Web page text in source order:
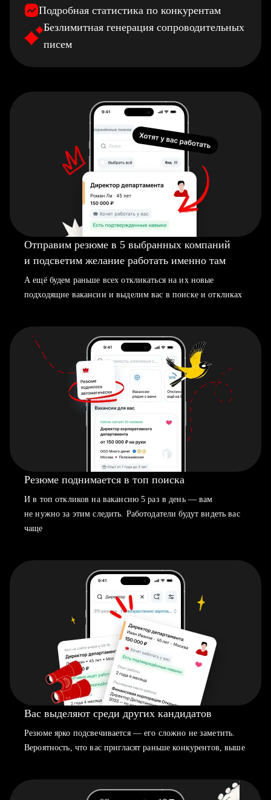
Подробная статистика по конкурентам
Безлимитная генерация сопроводительных
писем
Отправим резюме в 5 выбранных компаний
и подсветим желание работать именно там
А ещё будем раньше всех откликаться на их новые
подходящие вакансии и выделим вас в поиске и откликах
Резюме поднимается в топ поиска
И в топ откликов на вакансию 5 раз в день — вам
не нужно за этим следить. Работодатели будут видеть вас
чаще
Вас выделяют среди других кандидатов
Резюме ярко подсвечивается — его сложно не заметить.
Вероятность, что вас пригласят раньше конкурентов, выше